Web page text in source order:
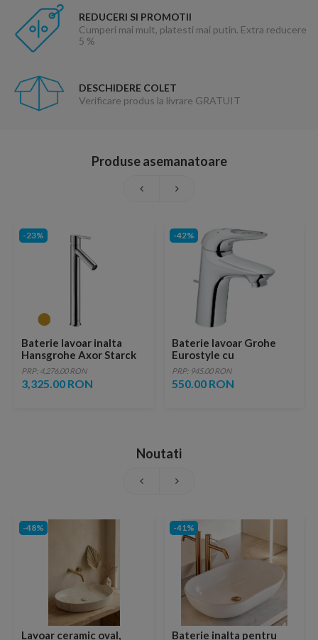
REDUCERI SI PROMOTII
Cumperi mai mult, platesti mai putin. Extra reducere
5 %
DESCHIDERE COLET
Verificare produs la livrare GRATUIT
Produse asemanatoare
-23%
Baterie lavoar inalta
Hansgrohe Axor Starck
100 auriu lucios
monocomanda
PRP: 4,276.00 RON
3,325.00 RON
-42%
Baterie lavoar Grohe
Eurostyle cu
monocomanda si ventil
pop-up 1/2″ Marimea S
PRP: 945.00 RON
550.00 RON
Noutati
-48%
Lavoar ceramic oval,
-41%
Baterie inalta pentru